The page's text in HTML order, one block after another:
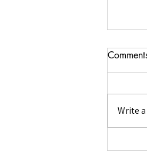
08/
Write